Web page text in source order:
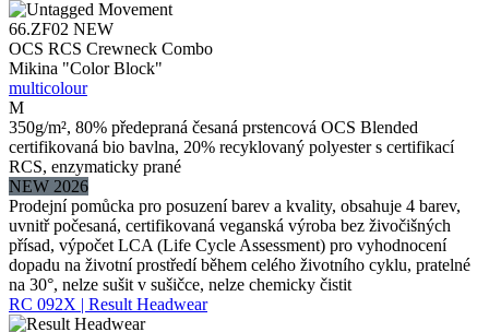
66.ZF02 NEW
OCS RCS Crewneck Combo
Mikina "Color Block"
multicolour
M
350g/m², 80% předepraná česaná prstencová OCS Blended
certifikovaná bio bavlna, 20% recyklovaný polyester s certifikací
RCS, enzymaticky prané
NEW 2026
Prodejní pomůcka pro posuzení barev a kvality, obsahuje 4 barev,
uvnitř počesaná, certifikovaná veganská výroba bez živočišných
přísad, výpočet LCA (Life Cycle Assessment) pro vyhodnocení
dopadu na životní prostředí během celého životního cyklu, pratelné
na 30°, nelze sušit v sušičce, nelze chemicky čistit
RC 092X | Result Headwear